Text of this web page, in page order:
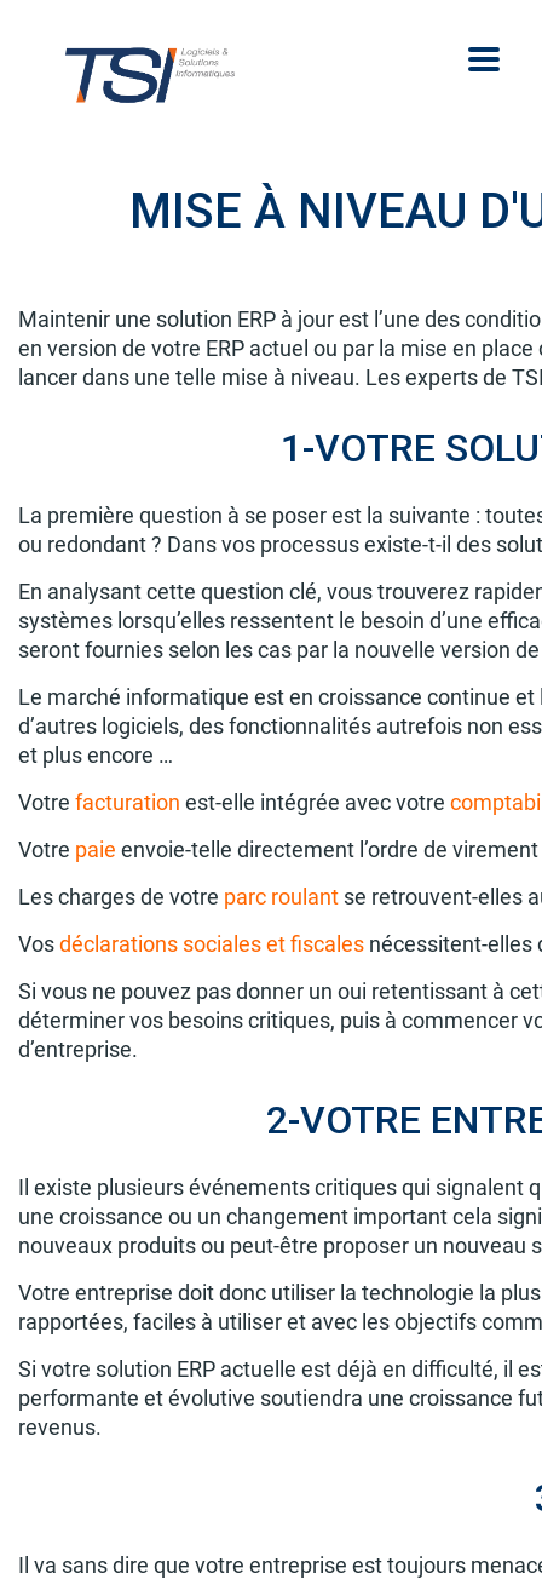
MISE À NIVEAU
Maintenir une solution ERP à jour est l’une des
en version de votre ERP actuel ou par la mise en
lancer dans une telle mise à niveau. Les experts de
1-VOTRE
La première question à se poser est la suivante :
ou redondant ? Dans vos processus existe-t-il des
En analysant cette question clé, vous trouverez
systèmes lorsqu’elles ressentent le besoin d’une
seront fournies selon les cas par la nouvelle version
Le marché informatique est en croissance continue
d’autres logiciels, des fonctionnalités autrefois non
et plus encore …
Votre facturation est-elle intégrée avec votre
Votre paie envoie-telle directement l’ordre de
Les charges de votre parc roulant se retrouvent-elles
Vosdéclarations sociales et fiscales nécessitent-elles
Si vous ne pouvez pas donner un oui retentissant à
déterminer vos besoins critiques, puis à commencer
d’entreprise.
2-VOTRE
Il existe plusieurs événements critiques qui signalent
une croissance ou un changement important cela
nouveaux produits ou peut-être proposer un nouveau
Votre entreprise doit donc utiliser la technologie la
rapportées, faciles à utiliser et avec les objectifs
Si votre solution ERP actuelle est déjà en difficulté, il
performante et évolutive soutiendra une croissance
revenus.
Il va sans dire que votre entreprise est toujours